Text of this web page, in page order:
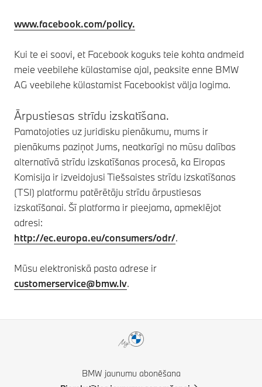
www.facebook.com/policy.
Kui te ei soovi, et Facebook koguks teie kohta andmeid
meie veebilehe külastamise ajal, peaksite enne BMW
AG veebilehe külastamist Facebookist välja logima.
Ārpustiesas strīdu izskatīšana.
Pamatojoties uz juridisku pienākumu, mums ir
pienākums paziņot Jums, neatkarīgi no mūsu dalības
alternatīvā strīdu izskatīšanas procesā, ka Eiropas
Komisija ir izveidojusi Tiešsaistes strīdu izskatīšanas
(TSI) platformu patērētāju strīdu ārpustiesas
izskatīšanai. Šī platforma ir pieejama, apmeklējot
adresi:
http://ec.europa.eu/consumers/odr/.
Mūsu elektroniskā pasta adrese ir
customerservice@bmw.lv.
BMW jaunumu abonēšana